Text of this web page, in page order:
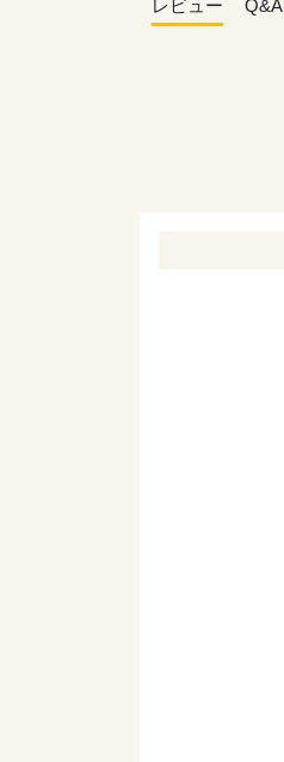
レビュー Q&A